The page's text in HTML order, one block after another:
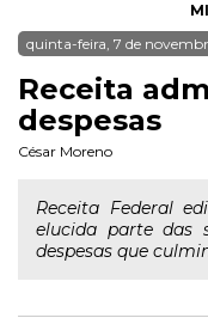
quinta-feira, 7 de
Receita
despesas
César Moreno
Receita Federal
elucida parte das
despesas que